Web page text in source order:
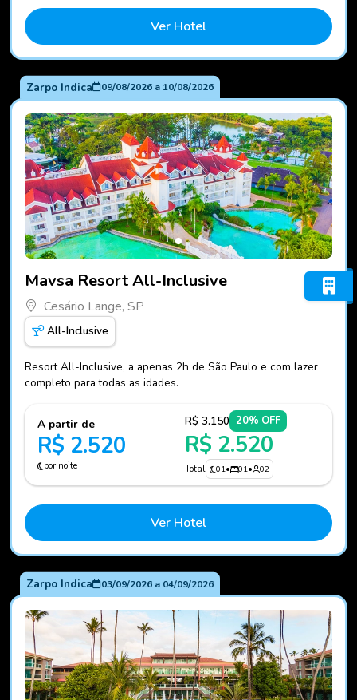
Ver Hotel
Zarpo Indica 09/08/2026a 10/08/2026
Mavsa Resort All-Inclusive
Cesário Lange, SP
All-Inclusive
Resort All-Inclusive, a apenas 2h de São Paulo e com lazer
completo para todas as idades.
A partir de
R$ 2.520
por noite
R$ 3.150 20% OFF
R$ 2.520
Total 01• 01• 02
Ver Hotel
Zarpo Indica 03/09/2026a 04/09/2026